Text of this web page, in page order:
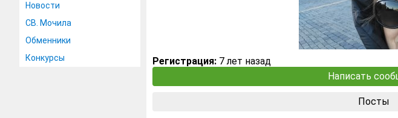
Новости
СВ. Мочила
Обменники
Конкурсы
Регистрация: 7 лет назад
Написать
Посты